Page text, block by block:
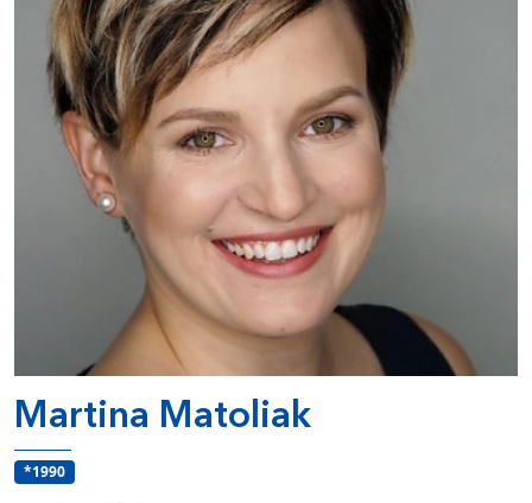
Martina Matoliak
*1990